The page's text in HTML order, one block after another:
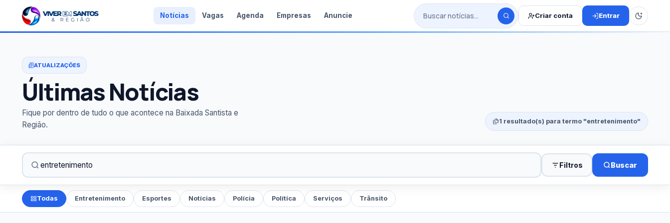
Notícias Vagas Agenda Empresas Anuncie Criar conta Entrar
ATUALIZAÇÕES
Últimas Notícias
Fique por dentro de tudo o que acontece na Baixada Santista e
Região.
1 resultado(s) para termo "entretenimento"
Filtros Buscar
Todas Entretenimento Esportes Notícias Polícia Política Serviços Trânsito